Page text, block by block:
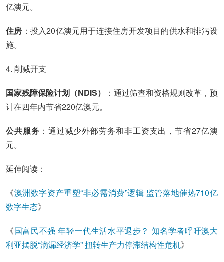
亿澳元。
住房 ：投入20亿澳元用于连接住房开发项目的供水和排污设
施。
4. 削减开支
国家残障保险计划（NDIS）
：通过筛查和资格规则改革，预
计在四年内节省220亿澳元。
公共服务 ：通过减少外部劳务和非工资支出，节省27亿澳
元。
延伸阅读：
《澳洲数字资产重塑“非必需消费”逻辑 监管落地催热710亿
数字生态》
《国富民不强 年轻一代生活水平退步？ 知名学者呼吁澳大
利亚摆脱“滴漏经济学” 扭转生产力停滞结构性危机》